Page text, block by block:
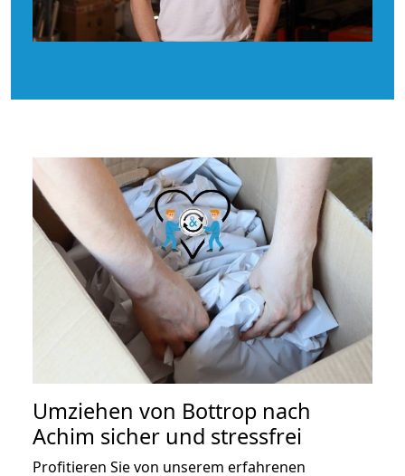
Umziehen von Bottrop nach
Achim sicher und stressfrei
Profitieren Sie von unserem erfahrenen